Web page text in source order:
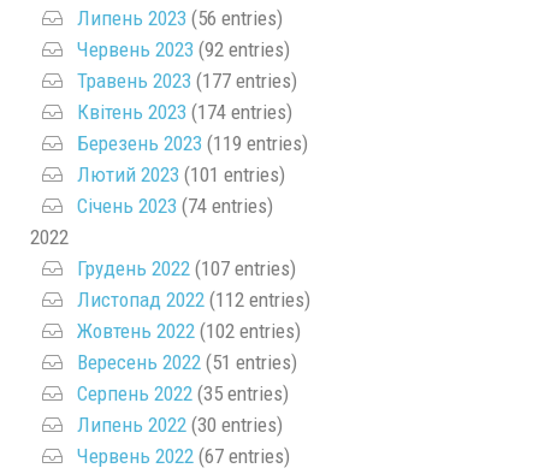
Липень 2023 (56 entries)
Червень 2023 (92 entries)
Травень 2023 (177 entries)
Квітень 2023 (174 entries)
Березень 2023 (119 entries)
Лютий 2023 (101 entries)
Січень 2023 (74 entries)
2022
Грудень 2022 (107 entries)
Листопад 2022 (112 entries)
Жовтень 2022 (102 entries)
Вересень 2022 (51 entries)
Серпень 2022 (35 entries)
Липень 2022 (30 entries)
Червень 2022 (67 entries)